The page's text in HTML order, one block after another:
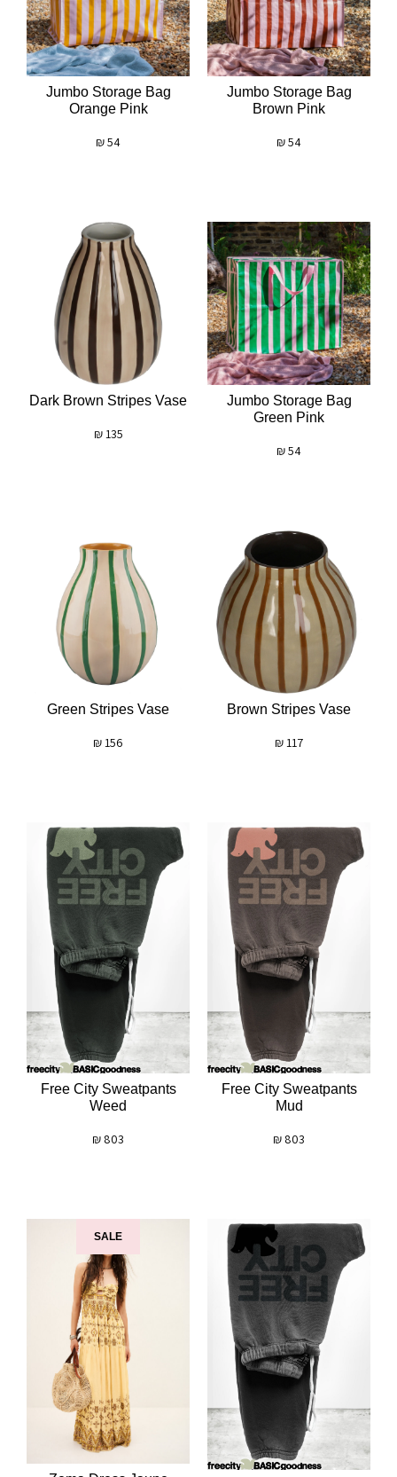
Jumbo Storage Bag
Brown Pink
54
₪
Jumbo Storage Bag
Orange Pink
54
₪
Jumbo Storage Bag
Green Pink
54
₪
Dark Brown Stripes Vase
135
₪
Brown Stripes Vase
117
₪
Green Stripes Vase
156
₪
Free City Sweatpants
Mud
803
₪
Free City Sweatpants
Weed
803
₪
SALE